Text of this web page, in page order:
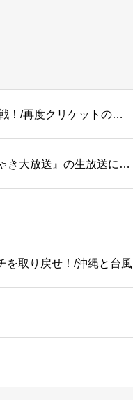
【PODCAST】#179 【2027W杯】アツいぞ！イン・パキ戦！/再度クリケットの語源を考える。
TBSラジオ『土曜ワイドラジオTOKYOナイツのちゃきちゃき大放送』の生放送に出演
を取り戻せ！/沖縄と台風